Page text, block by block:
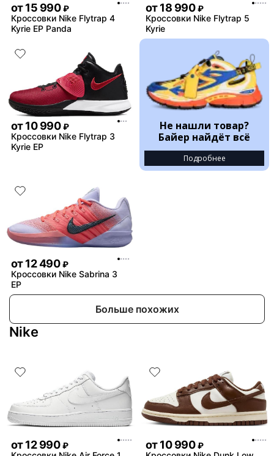
от15 990 ₽
Кроссовки Nike Flytrap 4
Kyrie EP Panda
от18 990 ₽
Кроссовки Nike Flytrap 5
Kyrie
от10 990 ₽
Кроссовки Nike Flytrap 3
Kyrie EP
Не нашли товар?
Байер найдёт всё
Подробнее
от12 490 ₽
Кроссовки Nike Sabrina 3
EP
Больше похожих
Nike
от12 990 ₽ от10 990 ₽